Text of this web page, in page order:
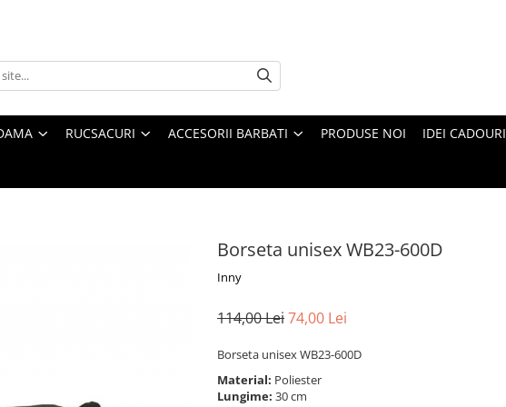
RUCSACURI ACCESORII BARBATI PRODUSE NOI IDEI CADOURI
Borseta unisex WB23-600D
Inny
114,00 Lei74,00 Lei
Borseta unisex WB23-600D
Material: Poliester
Lungime: 30 cm